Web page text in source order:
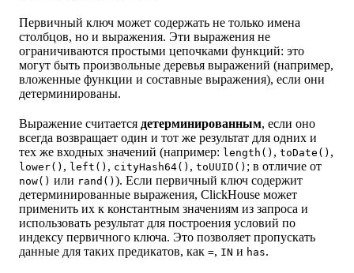
Первичный ключ может содержать не только имена
столбцов, но и выражения. Эти выражения не
ограничиваются простыми цепочками функций: это
могут быть произвольные деревья выражений (например,
вложенные функции и составные выражения), если они
детерминированы.
Выражение считается детерминированным, если оно
всегда возвращает один и тот же результат для одних и
тех же входных значений (например: length() , toDate() ,
lower() , left() , cityHash64() , toUUID() ; в отличие от
now() или rand() ). Если первичный ключ содержит
детерминированные выражения, ClickHouse может
применить их к константным значениям из запроса и
использовать результат для построения условий по
индексу первичного ключа. Это позволяет пропускать
данные для таких предикатов, как =, IN и has.